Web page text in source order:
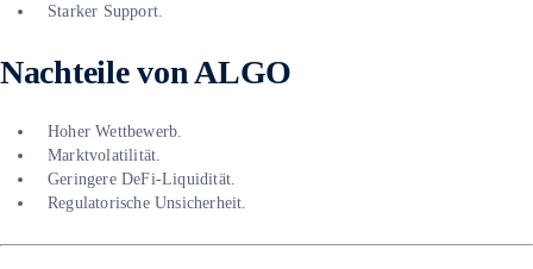
Starker Support.
Nachteile von ALGO
Hoher Wettbewerb.
Marktvolatilität.
Geringere DeFi-Liquidität.
Regulatorische Unsicherheit.